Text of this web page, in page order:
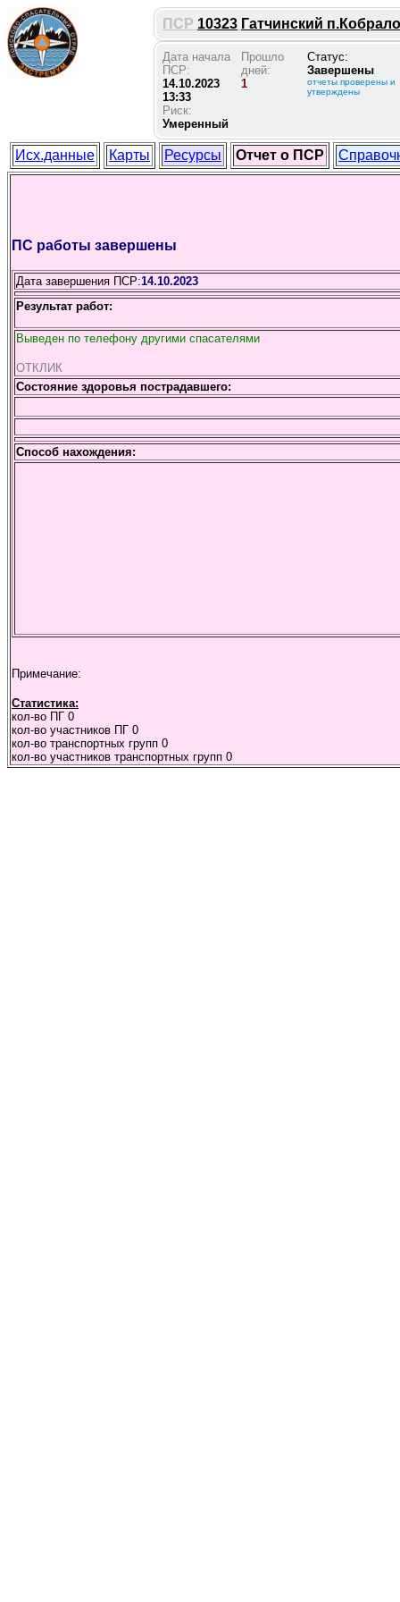
ПСР 10323 Гатчинский
Дата начала
ПСР:
14.10.2023
13:33
Риск:
Умеренный
Прошло
дней:
1
Статус:
Завершены
отчеты проверены и
утверждены
Исх.данные Карты Ресурсы Отчет о ПСР
ПС работы завершены
Дата завершения ПСР:14.10.2023
Результат работ:
Выведен по телефону другими спасателями
ОТКЛИК
Состояние здоровья пострадавшего:
Способ нахождения:
Примечание:
Статистика:
кол-во ПГ 0
кол-во участников ПГ 0
кол-во транспортных групп 0
кол-во участников транспортных групп 0